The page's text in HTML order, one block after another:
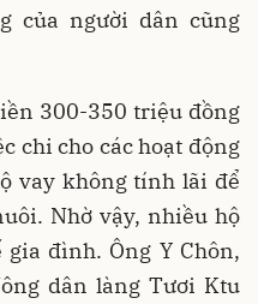
của người dân cũng
300-350 triệu đồng
chi cho các hoạt động
vay không tính lãi để
Nhờ vậy, nhiều hộ
đình. Ông Y Chôn,
dân làng Tươi Ktu